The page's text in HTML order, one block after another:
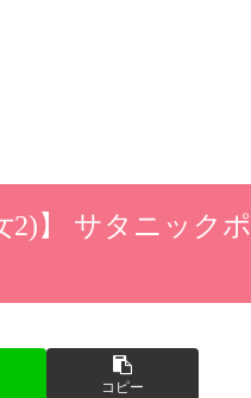
2)】 サタニックポ
コピー